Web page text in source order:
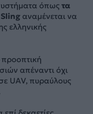
όπως τα
Slingαναμένεται να
ελληνικής
απέναντι όχι
UAV, πυραύλους